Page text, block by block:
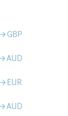
GBP
arrow_forwardAUD
arrow_forward EUR
arrow_forwardAUD